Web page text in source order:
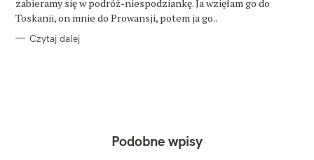
zabieramy się w podróż-niespodziankę. Ja wzięłam go do
Toskanii, on mnie do Prowansji, potem ja go..
Czytaj dalej
Podobne wpisy